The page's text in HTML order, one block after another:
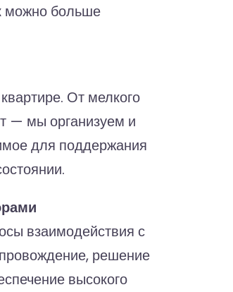
можно больше
От мелкого
— мы организуем и
для поддержания
взаимодействия с
решение
высокого